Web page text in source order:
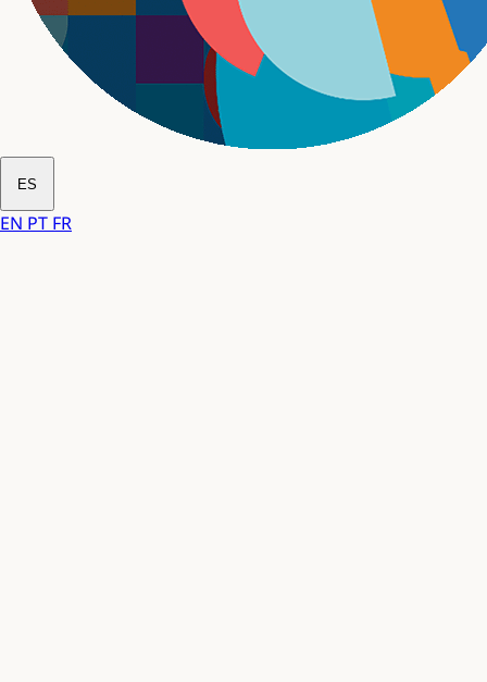
ES
EN PT FR